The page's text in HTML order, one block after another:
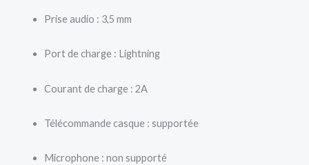
Prise audio : 3,5 mm
Port de charge : Lightning
Courant de charge : 2A
Télécommande casque : supportée
Microphone : non supporté